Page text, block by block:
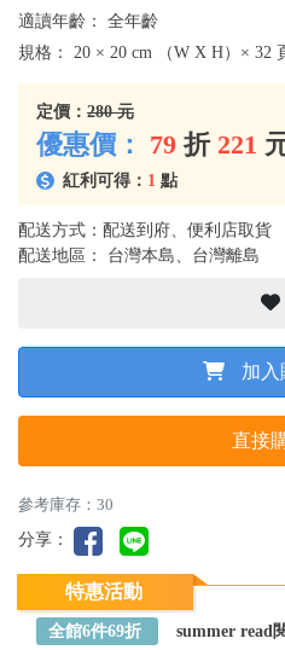
適讀年齡： 全年齡
規格： 20 × 20 cm （W X H）× 32
定價： 280 元
優惠價： 79 折 221
紅利可得： 1 點
配送方式：配送到府、便利店取貨
配送地區： 台灣本島、台灣離島
加入
直接
參考庫存：30
分享：
特惠活動
全館6件69折 summer read閱讀